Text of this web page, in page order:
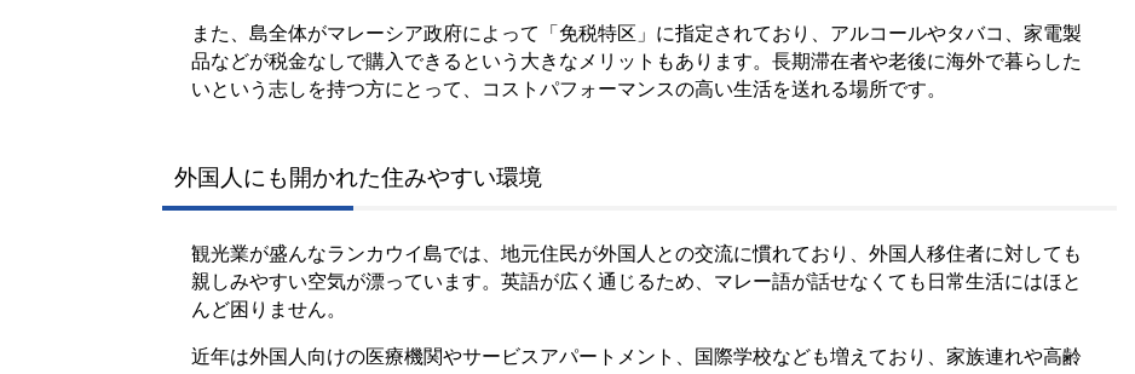
また、島全体がマレーシア政府によって「免税特区」に指定されており、アルコールやタバコ、家電製
品などが税金なしで購入できるという大きなメリットもあります。長期滞在者や老後に海外で暮らした
いという志しを持つ方にとって、コストパフォーマンスの高い生活を送れる場所です。
外国人にも開かれた住みやすい環境
観光業が盛んなランカウイ島では、地元住民が外国人との交流に慣れており、外国人移住者に対しても
親しみやすい空気が漂っています。英語が広く通じるため、マレー語が話せなくても日常生活にはほと
んど困りません。
近年は外国人向けの医療機関やサービスアパートメント、国際学校なども増えており、家族連れや高齢